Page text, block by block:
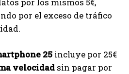
por los mismos 5€,
por el exceso de tráfico
25 incluye por 25€
velocidad sin pagar por